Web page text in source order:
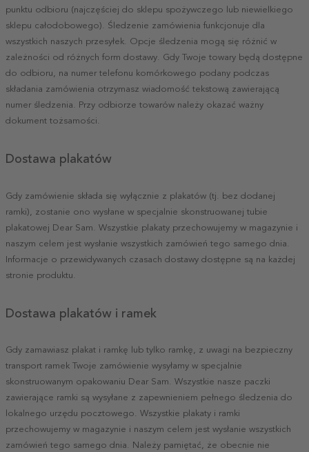
punktu odbioru (najczęściej do sklepu spożywczego lub niewielkiego
sklepu całodobowego). Śledzenie zamówienia funkcjonuje dla
wszystkich naszych przesyłek. Opcje śledzenia mogą się różnić w
zależności od różnych form dostawy. Gdy Twoje towary będą dostępne
do odbioru, na numer telefonu komórkowego podany podczas
składania zamówienia otrzymasz wiadomość tekstową zawierającą
numer śledzenia. Przy odbiorze towarów należy okazać ważny
dokument tożsamości.
Dostawa plakatów
Gdy zamówienie składa się wyłącznie z plakatów (tj. bez dodanej
ramki), zostanie ono wysłane w specjalnie skonstruowanej tubie
plakatowej Dear Sam. Wszystkie plakaty przechowujemy w magazynie i
naszym celem jest wysłanie wszystkich zamówień tego samego dnia.
Informacje o przewidywanych czasach dostawy dostępne są na każdej
stronie produktu.
Dostawa plakatów i ramek
Gdy zamawiasz plakat i ramkę lub tylko ramkę, z uwagi na bezpieczny
transport ramek Twoje zamówienie wysyłamy w specjalnie
skonstruowanym opakowaniu Dear Sam. Wszystkie nasze paczki
zawierające ramki są wysyłane z zapewnieniem pełnego śledzenia do
lokalnego urzędu pocztowego. Wszystkie plakaty i ramki
przechowujemy w magazynie i naszym celem jest wysłanie wszystkich
zamówień tego samego dnia. Należy pamiętać, że obecnie nie